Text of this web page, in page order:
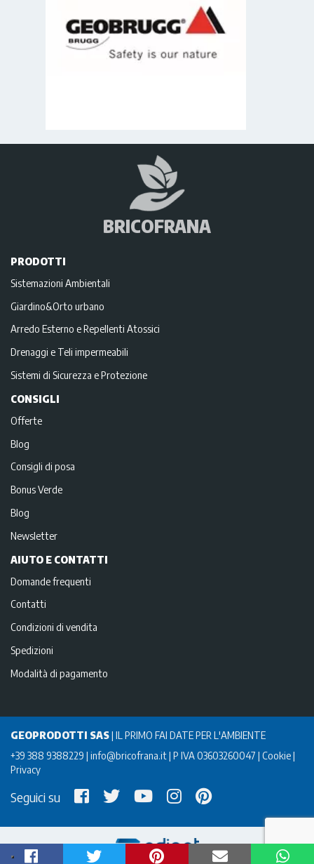
BRICOFRANA
PRODOTTI
Sistemazioni Ambientali
Giardino&Orto urbano
Arredo Esterno e Repellenti Atossici
Drenaggi e Teli impermeabili
Sistemi di Sicurezza e Protezione
CONSIGLI
Offerte
Blog
Consigli di posa
Bonus Verde
Blog
Newsletter
AIUTO E CONTATTI
Domande frequenti
Contatti
Condizioni di vendita
Spedizioni
Modalità di pagamento
GEOPRODOTTI SAS| IL PRIMO FAI DATE PER L'AMBIENTE
+39 388 9388229 info@bricofrana.it P IVA 03603260047 Cookie
Privacy
Seguici su